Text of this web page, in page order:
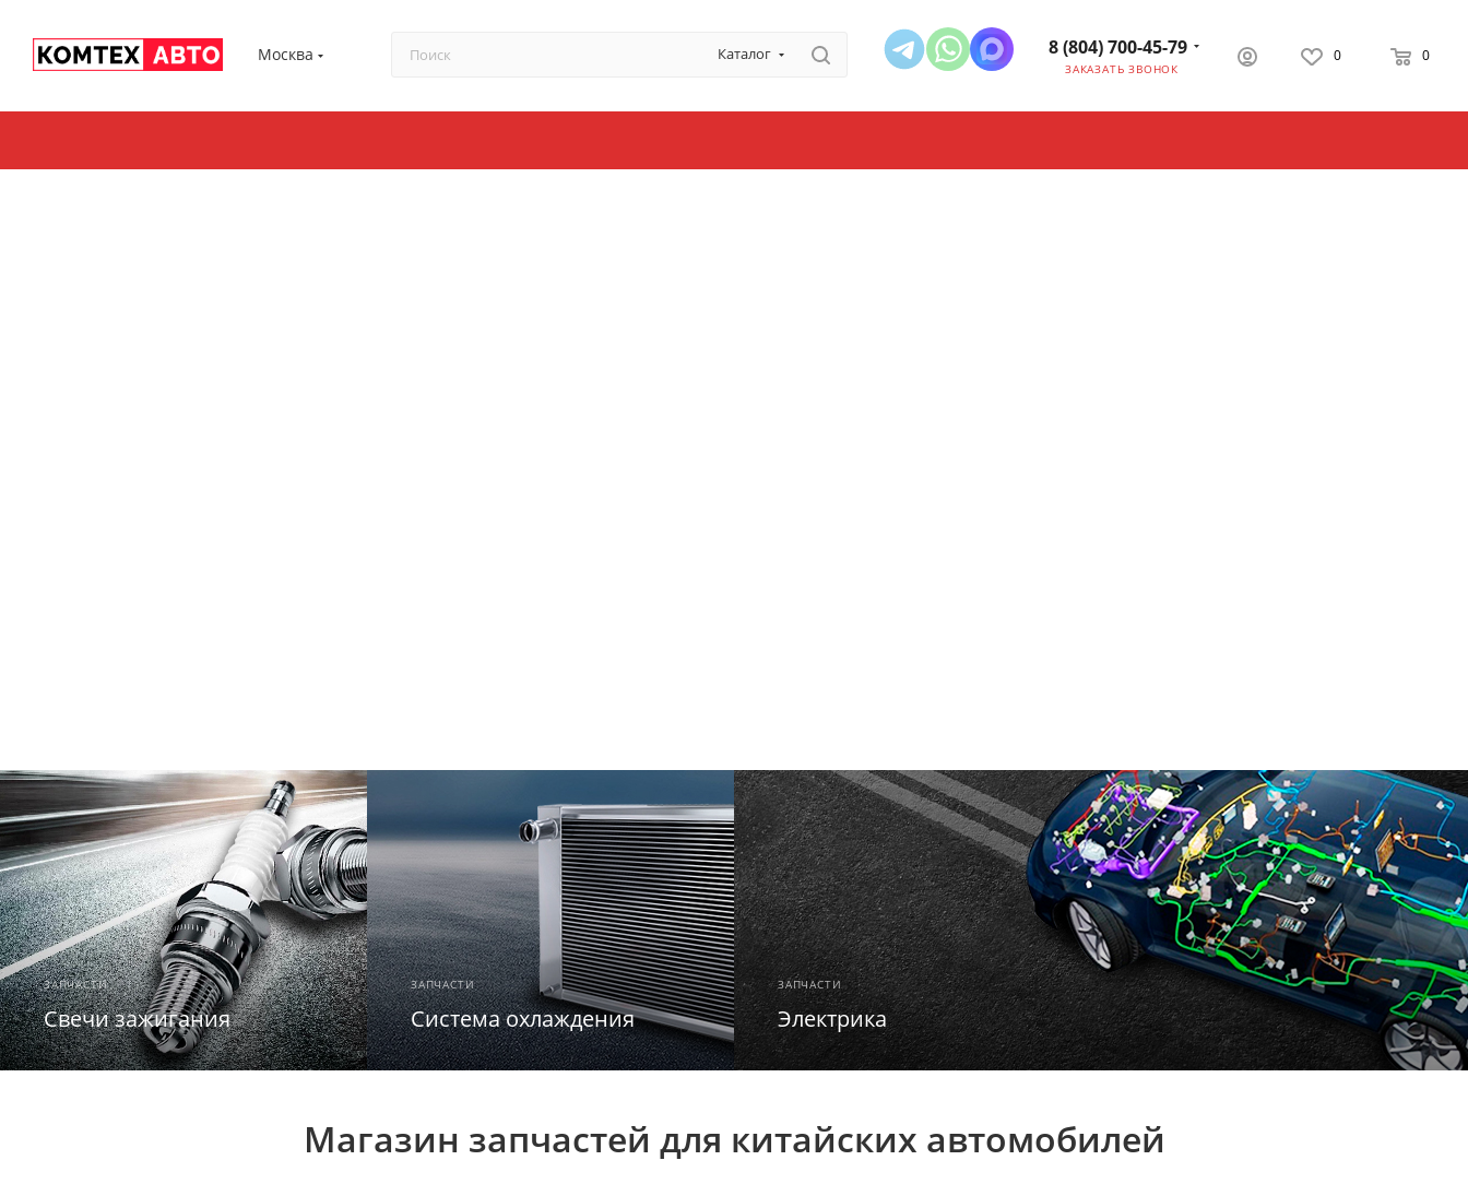
Москва Каталог 8 (804) 700-45-79
ЗАКАЗАТЬ ЗВОНОК
0 0
ЗАПЧАСТИ
Свечи зажигания
ЗАПЧАСТИ
Система охлаждения
ЗАПЧАСТИ
Электрика
Магазин запчастей для китайских автомобилей